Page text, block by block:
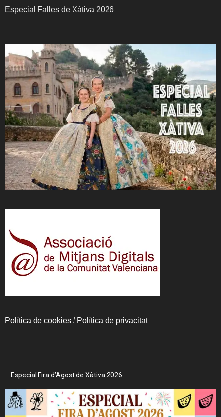
Especial Falles de Xàtiva 2026
Política de cookies / Política de privacitat
Especial Fira d’Agost de Xàtiva 2026